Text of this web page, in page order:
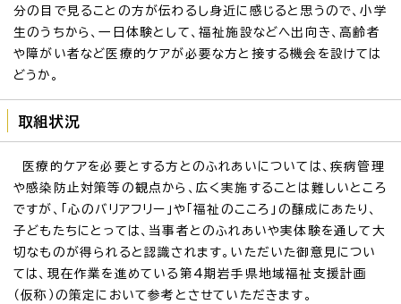
分の目で見ることの方が伝わるし身近に感じると思うので、小学
生のうちから、一日体験として、福祉施設などへ出向き、高齢者
や障がい者など医療的ケアが必要な方と接する機会を設けては
どうか。
取組状況
医療的ケアを必要とする方とのふれあいについては、疾病管理
や感染防止対策等の観点から、広く実施することは難しいところ
ですが、「心のバリアフリー」や「福祉のこころ」の醸成にあたり、
子どもたちにとっては、当事者とのふれあいや実体験を通して大
切なものが得られると認識されます。いただいた御意見につい
ては、現在作業を進めている第4期岩手県地域福祉支援計画
（仮称）の策定において参考とさせていただきます。